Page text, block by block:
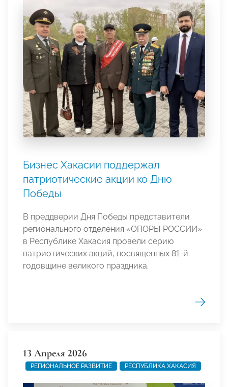
Бизнес Хакасии поддержал
патриотические акции ко Дню
Победы
В преддверии Дня Победы представители
регионального отделения «ОПОРЫ РОССИИ»
в Республике Хакасия провели серию
патриотических акций, посвященных 81-й
годовщине великого праздника.
13 Апреля 2026
РЕГИОНАЛЬНОЕ РАЗВИТИЕ РЕСПУБЛИКА ХАКАСИЯ